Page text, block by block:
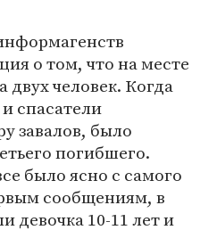
о том, что на месте
двух человек. Когда
спасатели
завалов, было
погибшего.
было ясно с самого
сообщениям, в
девочка 10-11 лет и